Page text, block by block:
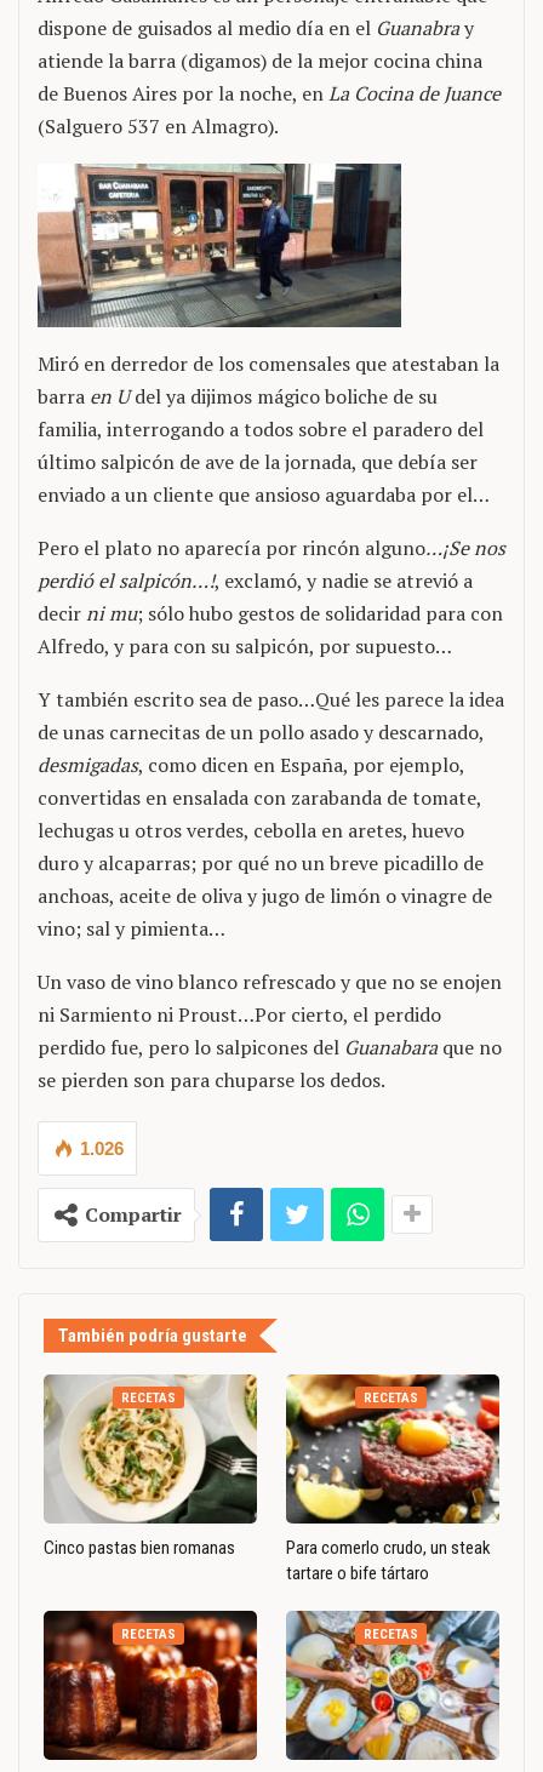
dispone de guisados al medio día en el Guanabray
atiende la barra (digamos) de la mejor cocina china
de Buenos Aires por la noche, enLa Cocina de Juance
(Salguero 537 en Almagro).
Miró en derredor de los comensales que atestaban la
barra en Udel ya dijimos mágico boliche de su
familia, interrogando a todos sobre el paradero del
último salpicón de ave de la jornada, que debía ser
enviado a un cliente que ansioso aguardaba por el…
Pero el plato no aparecía por rincón alguno…¡Se nos
perdió el salpicón…!, exclamó, y nadie se atrevió a
decirni mu; sólo hubo gestos de solidaridad para con
Alfredo, y para con su salpicón, por supuesto…
Y también escrito sea de paso…Qué les parece la idea
de unas carnecitas de un pollo asado y descarnado,
desmigadas, como dicen en España, por ejemplo,
convertidas en ensalada con zarabanda de tomate,
lechugas u otros verdes, cebolla en aretes, huevo
duro y alcaparras; por qué no un breve picadillo de
anchoas, aceite de oliva y jugo de limón o vinagre de
vino; sal y pimienta…
Un vaso de vino blanco refrescado y que no se enojen
ni Sarmiento ni Proust…Por cierto, el perdido
perdido fue, pero lo salpicones del Guanabaraque no
se pierden son para chuparse los dedos.
1.026
Compartir
También podría gustarte
RECETAS
Cinco pastas bien romanas
RECETAS
Para comerlo crudo, un steak
tartare o bife tártaro
RECETAS RECETAS